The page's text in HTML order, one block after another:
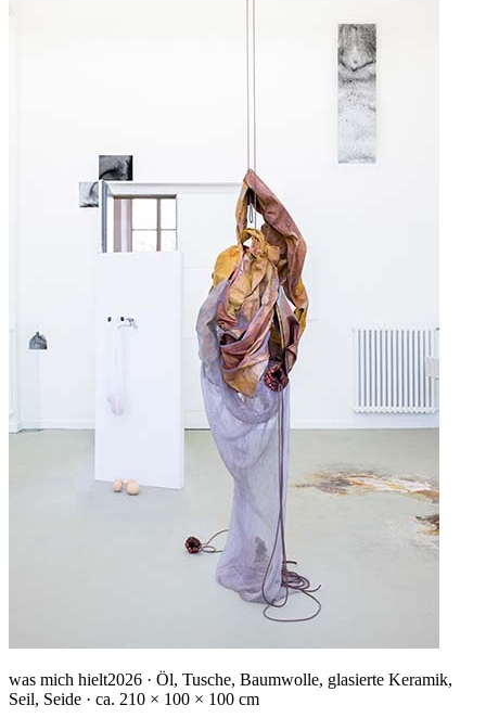
was mich hielt2026 · Öl, Tusche, Baumwolle, glasierte Keramik,
Seil, Seide · ca. 210 × 100 × 100 cm